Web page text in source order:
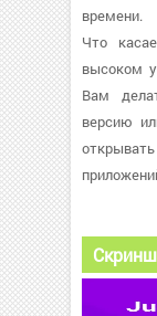
времени.
Что
высоком
Вам
версию